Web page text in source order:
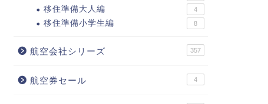
移住準備大人編 4
移住準備小学生編 8
航空会社シリーズ 357
航空券セール 4